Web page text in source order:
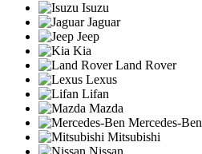
Isuzu
Jaguar
Jeep
Kia
Land Rover
Lexus
Lifan
Mazda
Mercedes-Ben
Mitsubishi
Nissan